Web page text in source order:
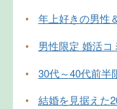
•
年上好きの男性
•
男性限定 婚活
•
30代～40代前半
•
結婚を見据えた